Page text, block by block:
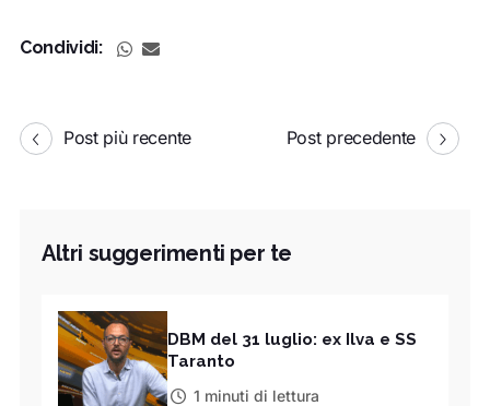
Condividi:
Post più recente Post precedente
Altri suggerimenti per te
DBM del 31 luglio: ex Ilva e SS
Taranto
1 minuti di lettura